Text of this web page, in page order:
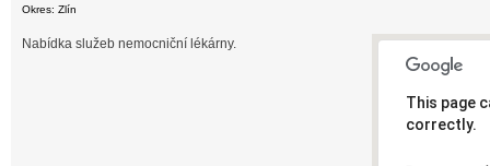
Okres: Zlín
Nabídka služeb nemocniční lékárny.
This page
correctly.